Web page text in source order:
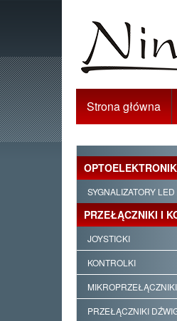
Strona główna
SYGNALIZATORY LED
PRZEŁĄCZNIKI I
JOYSTICKI
KONTROLKI
MIKROPRZEŁĄCZNIKI
PRZEŁĄCZNIKI